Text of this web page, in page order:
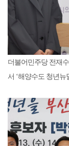
더불어민주당 전재
서 ‘해양수도 청년뉴